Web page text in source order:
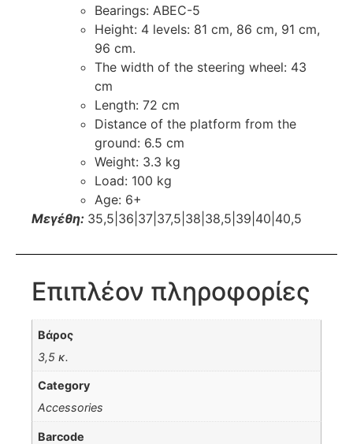
Bearings: ABEC-5
Height: 4 levels: 81 cm, 86 cm, 91 cm,
96 cm.
The width of the steering wheel: 43
cm
Length: 72 cm
Distance of the platform from the
ground: 6.5 cm
Weight: 3.3 kg
Load: 100 kg
Age: 6+
Μεγέθη: 35,5|36|37|37,5|38|38,5|39|40|40,5
Επιπλέον πληροφορίες
Βάρος
3,5 κ.
Category
Accessories
Barcode